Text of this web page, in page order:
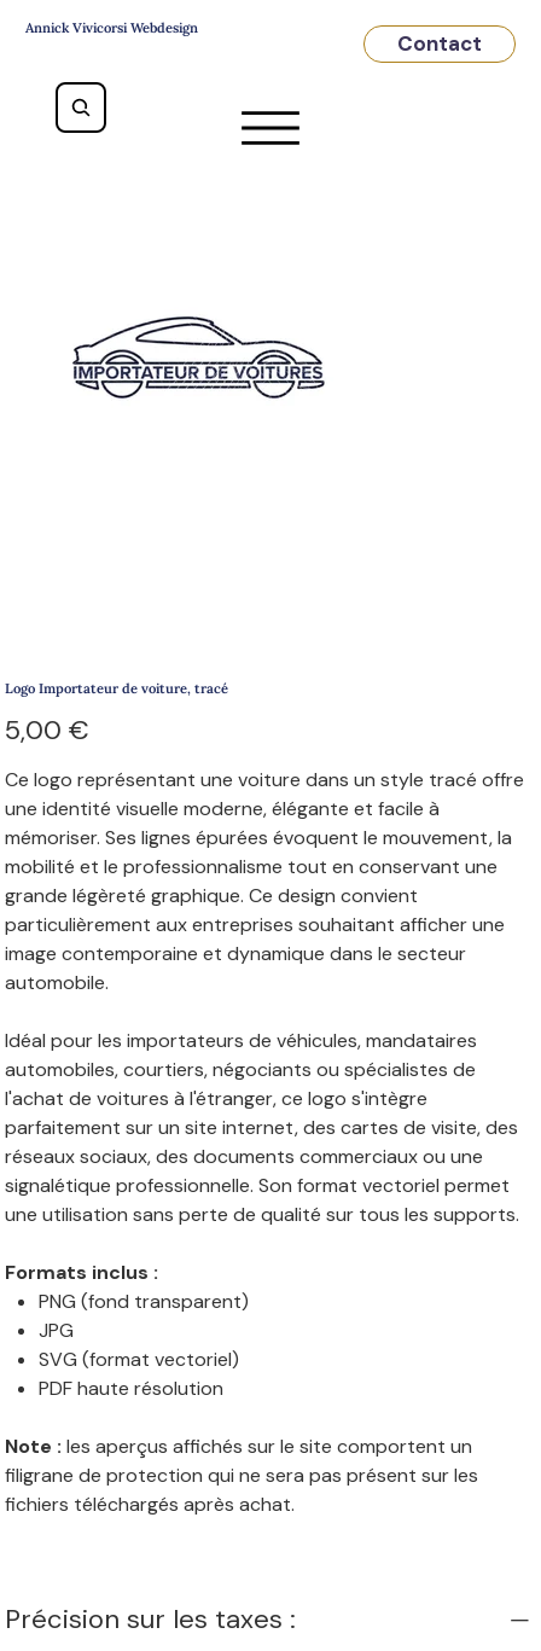
Annick Vivicorsi Webdesign
Contact
Logo Importateur de voiture, tracé
5,00 €
Ce logo représentant une voiture dans un style tracé offre
une identité visuelle moderne, élégante et facile à
mémoriser. Ses lignes épurées évoquent le mouvement, la
mobilité et le professionnalisme tout en conservant une
grande légèreté graphique. Ce design convient
particulièrement aux entreprises souhaitant afficher une
image contemporaine et dynamique dans le secteur
automobile.
Idéal pour les importateurs de véhicules, mandataires
automobiles, courtiers, négociants ou spécialistes de
l'achat de voitures à l'étranger, ce logo s'intègre
parfaitement sur un site internet, des cartes de visite, des
réseaux sociaux, des documents commerciaux ou une
signalétique professionnelle. Son format vectoriel permet
une utilisation sans perte de qualité sur tous les supports.
Formats inclus :
PNG (fond transparent)
JPG
SVG (format vectoriel)
PDF haute résolution
Note : les aperçus affichés sur le site comportent un
filigrane de protection qui ne sera pas présent sur les
fichiers téléchargés après achat.
Précision sur les taxes :